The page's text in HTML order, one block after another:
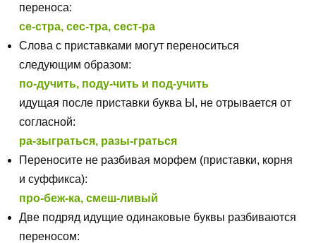
переноса:
се-стра, сес-тра, сест-ра
Слова с приставками могут переноситься
следующим образом:
по-дучить, поду-чить и под-учить
идущая после приставки буква Ы, не отрывается от
согласной:
ра-зыграться, разы-граться
Переносите не разбивая морфем (приставки, корня
и суффикса):
про-беж-ка, смеш-ливый
Две подряд идущие одинаковые буквы разбиваются
переносом: